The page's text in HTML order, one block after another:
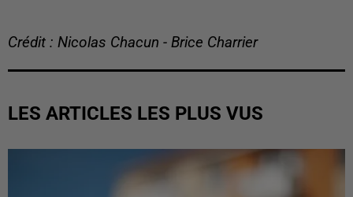
Crédit : Nicolas Chacun - Brice Charrier
LES ARTICLES LES PLUS VUS